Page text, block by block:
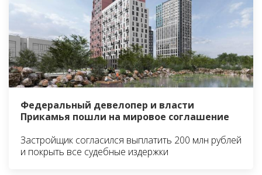
Федеральный девелопер и власти
Прикамья пошли на мировое соглашение
Застройщик согласился выплатить 200 млн рублей
и покрыть все судебные издержки